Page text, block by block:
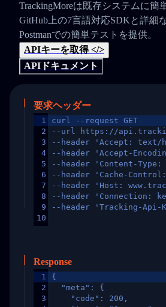
TrackingMoreは既存システムに簡
GitHub上の7言語対応SDKと詳細
Postmanでの簡単テストを提供。
APIキーを取得 </>
APIドキュメント
要求ヘッダー
1
2
3
4
5
6
7
8
9
10
curl --request GET
--url https://
--header 'Accept: text/
--header 'Accept-
--header 'Content-
--header 'Cache-Control:
--header 'Host:
--header 'Connection:
--header 'Tracking-Api-
Response
1
2
3
{
  "meta": {
    "code": 200,